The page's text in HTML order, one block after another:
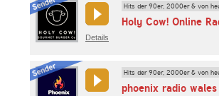
Details
Hits der 90er, 2000er & von
Holy Cow! Online
Hits der 90er, 2000er & von
phoenix radio wales